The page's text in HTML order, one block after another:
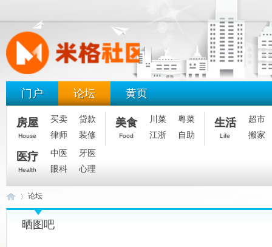
门户 论坛 黄页
房屋
House
买卖
贷款
律师
装修
美食
Food
川菜
粤菜
江浙
自助
生活
Life
超市
搬家
医疗
Health
中医
牙医
眼科
心理
论坛
晒图吧